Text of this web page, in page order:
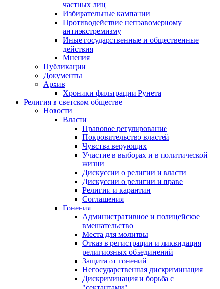
частных лиц
Избирательные кампании
Противодействие неправомерному
антиэкстремизму
Иные государственные и общественные
действия
Мнения
Публикации
Документы
Архив
Хроники фильтрации Рунета
Религия в светском обществе
Новости
Власти
Правовое регулирование
Покровительство властей
Чувства верующих
Участие в выборах и в политической
жизни
Дискуссии о религии и власти
Дискуссии о религии и праве
Религии и карантин
Соглашения
Гонения
Административное и полицейское
вмешательство
Места для молитвы
Отказ в регистрации и ликвидация
религиозных объединений
Защита от гонений
Негосударственная дискриминация
Дискриминация и борьба с